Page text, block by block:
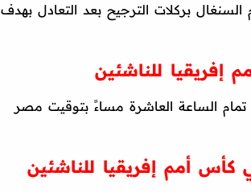
السنغال بركلات الترجيح بعد التعادل بهدف
إفريقيا للناشئين
مصر أمام المغرب اليوم الإثنين 1 يونيو 2026، في تمام الساعة العاشرة مساءً بتوقيت مصر
كأس أمم إفريقيا للناشئين